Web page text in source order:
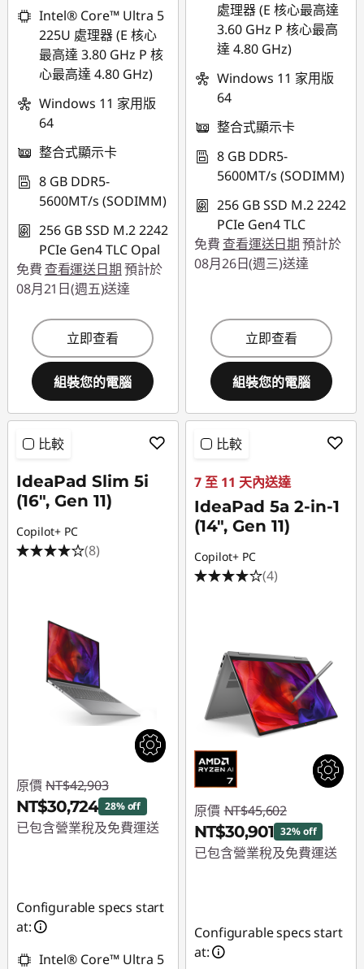
Intel® Core™ Ultra 5
225U 處理器 (E 核心
最高達 3.80 GHz P 核
心最高達 4.80 GHz)
Windows 11 家用版
64
整合式顯示卡
8 GB DDR5-
5600MT/s (SODIMM)
256 GB SSD M.2 2242
PCIe Gen4 TLC Opal
免費 查看運送日期預計於
08月21日(週五)送達
立即查看
組裝您的電腦
處理器 (E 核心最高達
3.60 GHz P 核心最高
達 4.80 GHz)
Windows 11 家用版
64
整合式顯示卡
8 GB DDR5-
5600MT/s (SODIMM)
256 GB SSD M.2 2242
PCIe Gen4 TLC
免費 查看運送日期預計於
08月26日(週三)送達
立即查看
組裝您的電腦
比較
IdeaPad Slim 5i
(16", Gen 11)
Copilot+ PC
(8)
原價 NT$42,903
NT$30,724 28% off
已包含營業稅及免費運送
Configurable specs start
at:
Intel® Core™ Ultra 5
比較
7 至 11 天內送達
IdeaPad 5a 2-in-1
(14", Gen 11)
Copilot+ PC
(4)
原價 NT$45,602
NT$30,901 32% off
已包含營業稅及免費運送
Configurable specs start
at: